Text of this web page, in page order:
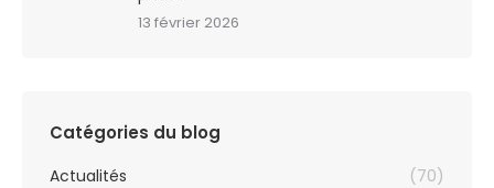
13 février 2026
Catégories du blog
Actualités
(70)